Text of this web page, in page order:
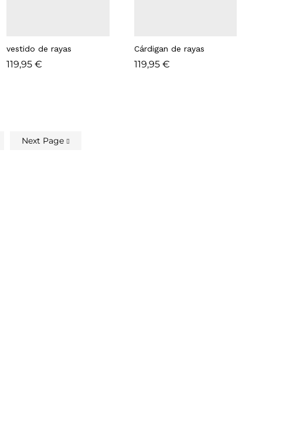
vestido de rayas
119,95 €
119,95 €
Cárdigan de rayas
119,95 €
119,95 €
Next Page